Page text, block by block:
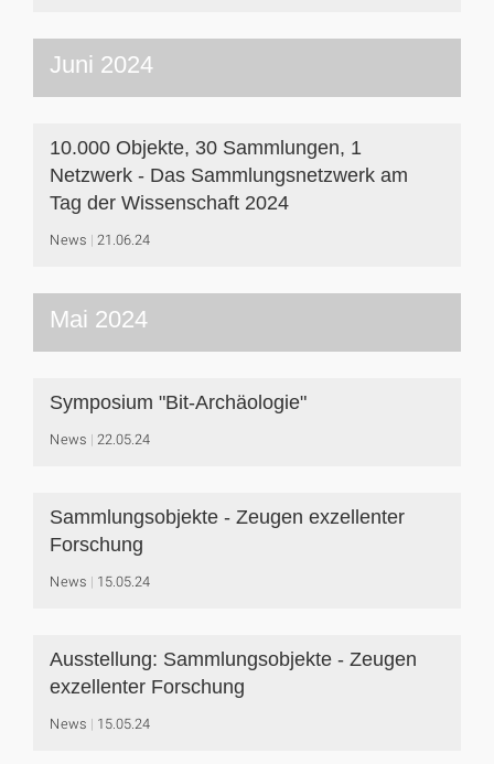
Juni 2024
10.000 Objekte, 30 Sammlungen, 1
Netzwerk - Das Sammlungsnetzwerk am
Tag der Wissenschaft 2024
News 21.06.24
Mai 2024
Symposium "Bit-Archäologie"
News 22.05.24
Sammlungsobjekte - Zeugen exzellenter
Forschung
News 15.05.24
Ausstellung: Sammlungsobjekte - Zeugen
exzellenter Forschung
News 15.05.24